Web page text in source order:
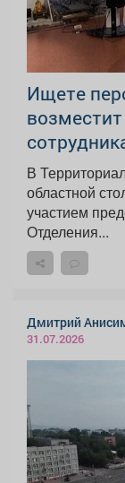
Ищете
В
областной
участием
Отделения...
Дмитрий
31.07.2026